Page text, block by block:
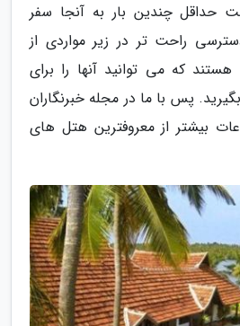
حداقل چندین بار به آنجا سفر
راحت تر در زیر مواردی از
که می توانید آنها را برای
پس با ما در مجله خبرنگاران
بیشتر از معروفترین هتل های